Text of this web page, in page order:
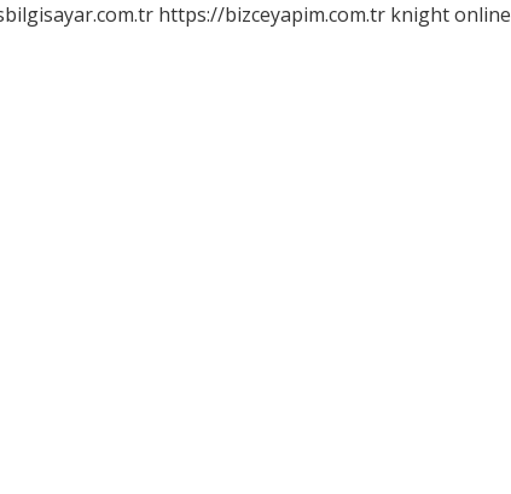
https://bizceyapim.com.tr knight online